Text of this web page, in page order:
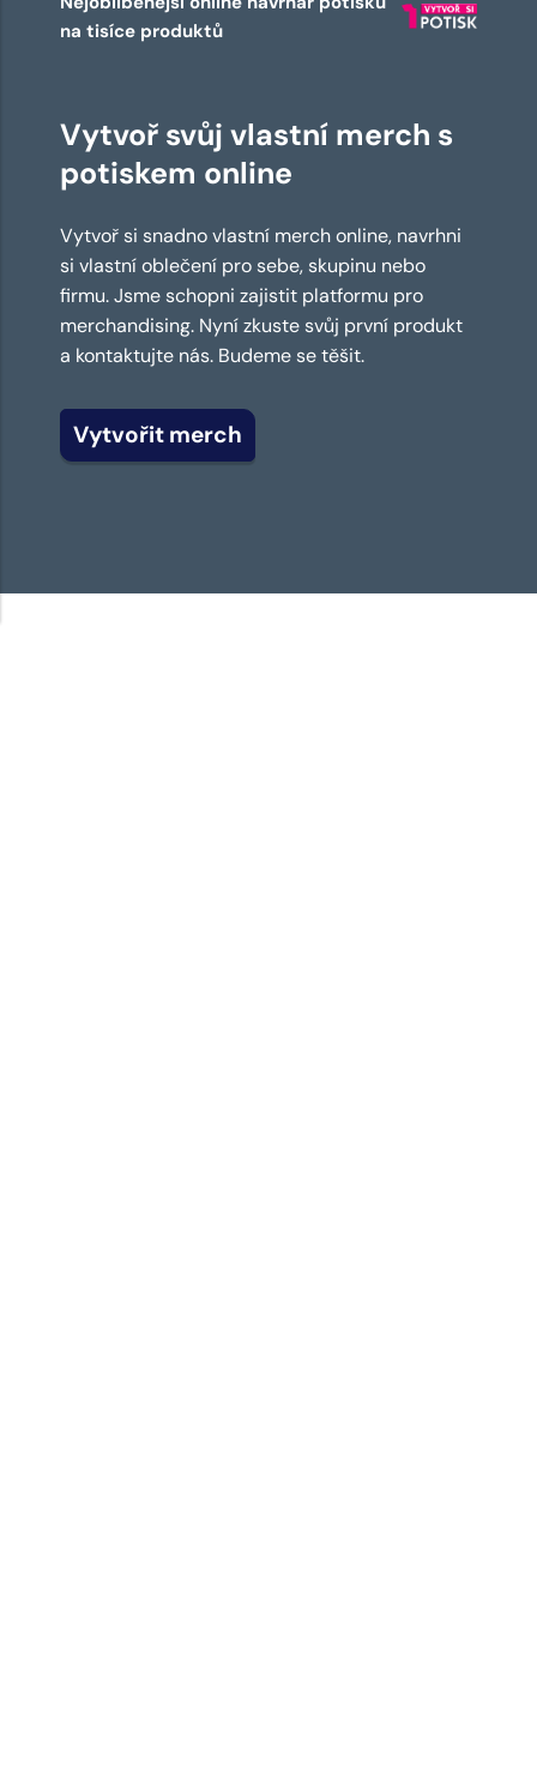
na tisíce produktů
Vytvoř svůj vlastní merch s
potiskem online
Vytvoř si snadno vlastní merch online, navrhni
si vlastní oblečení pro sebe, skupinu nebo
firmu. Jsme schopni zajistit platformu pro
merchandising. Nyní zkuste svůj první produkt
a kontaktujte nás. Budeme se těšit.
Vytvořit merch